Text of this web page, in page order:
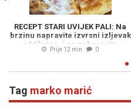
RECEPT STARI UVIJEK PALI: Na
brzinu napravite izvrsni izljevak
od tikvica, i ne zaboravite
jogurt...
Prije 12 min 0
Tag marko marić